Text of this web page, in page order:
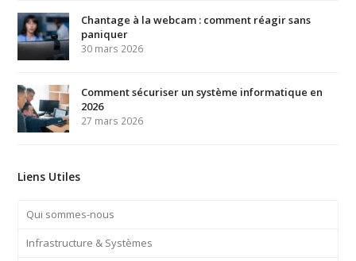
Chantage à la webcam : comment réagir sans
paniquer
30 mars 2026
Comment sécuriser un système informatique en
2026
27 mars 2026
Liens Utiles
Qui sommes-nous
Infrastructure & Systèmes